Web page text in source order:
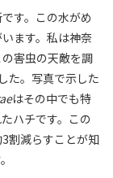
す。この水がめ
ます。私は神奈
害虫の天敵を調
た。写真で示した
はその中でも特
ハチです。この
3割減らすことが知